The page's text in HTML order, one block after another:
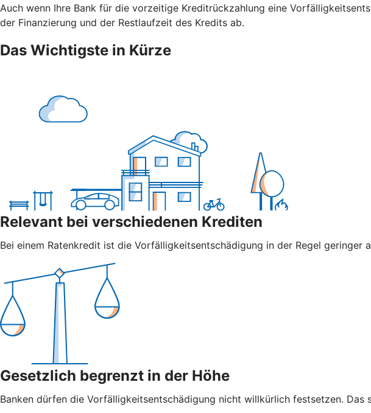
Auch wenn Ihre Bank für die vorzeitige Kreditrückzahlung eine
der Finanzierung und der Restlaufzeit des Kredits ab.
Das Wichtigste in Kürze
Relevant bei verschiedenen Krediten
Bei einem Ratenkredit ist die Vorfälligkeitsentschädigung in der Regel geringer
Gesetzlich begrenzt in der Höhe
Banken dürfen die Vorfälligkeitsentschädigung nicht willkürlich festsetzen. Das